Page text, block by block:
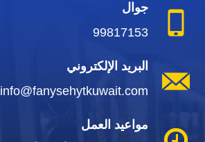
جوال
99817153
البريد الإلكتروني
info@fanysehytkuwait.com
مواعيد العمل